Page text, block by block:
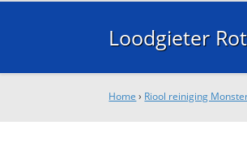
Loodgieter
Home › Riool reiniging